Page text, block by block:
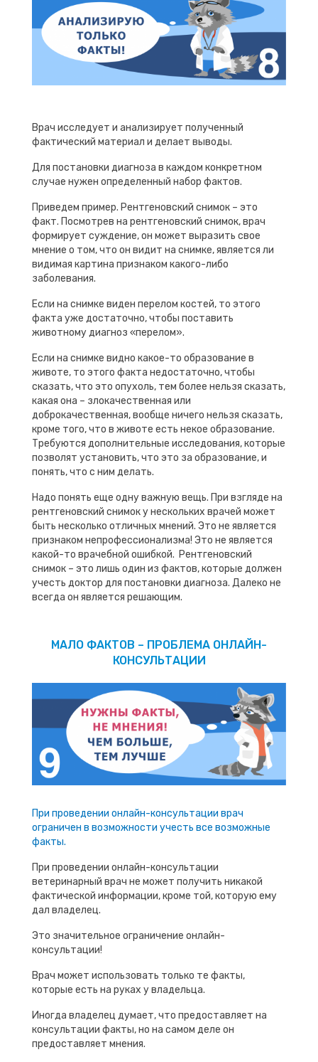
Врач исследует и анализирует полученный
фактический материал и делает выводы.
Для постановки диагноза в каждом конкретном
случае нужен определенный набор фактов.
Приведем пример. Рентгеновский снимок – это
факт. Посмотрев на рентгеновский снимок, врач
формирует суждение, он может выразить свое
мнение о том, что он видит на снимке, является ли
видимая картина признаком какого-либо
заболевания.
Если на снимке виден перелом костей, то этого
факта уже достаточно, чтобы поставить
животному диагноз «перелом».
Если на снимке видно какое-то образование в
животе, то этого факта недостаточно, чтобы
сказать, что это опухоль, тем более нельзя сказать,
какая она – злокачественная или
доброкачественная, вообще ничего нельзя сказать,
кроме того, что в животе есть некое образование.
Требуются дополнительные исследования, которые
позволят установить, что это за образование, и
понять, что с ним делать.
Надо понять еще одну важную вещь. При взгляде на
рентгеновский снимок у нескольких врачей может
быть несколько отличных мнений. Это не является
признаком непрофессионализма! Это не является
какой-то врачебной ошибкой. Рентгеновский
снимок – это лишь один из фактов, которые должен
учесть доктор для постановки диагноза. Далеко не
всегда он является решающим.
МАЛО ФАКТОВ – ПРОБЛЕМА ОНЛАЙН-
КОНСУЛЬТАЦИИ
При проведении онлайн-консультации врач
ограничен в возможности учесть все возможные
факты.
При проведении онлайн-консультации
ветеринарный врач не может получить никакой
фактической информации, кроме той, которую ему
дал владелец.
Это значительное ограничение онлайн-
консультации!
Врач может использовать только те факты,
которые есть на руках у владельца.
Иногда владелец думает, что предоставляет на
консультации факты, но на самом деле он
предоставляет мнения.